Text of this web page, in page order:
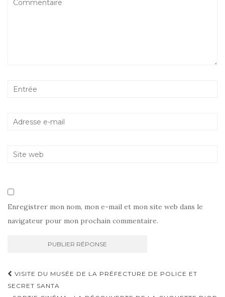
Enregistrer mon nom, mon e-mail et mon site web dans le
navigateur pour mon prochain commentaire.
VISITE DU MUSÉE DE LA PRÉFECTURE DE POLICE ET
SECRET SANTA